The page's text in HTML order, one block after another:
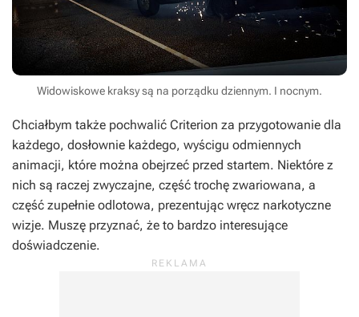
Widowiskowe kraksy są na porządku dziennym. I nocnym.
Chciałbym także pochwalić Criterion za przygotowanie dla
każdego, dosłownie każdego, wyścigu odmiennych
animacji, które można obejrzeć przed startem. Niektóre z
nich są raczej zwyczajne, część trochę zwariowana, a
część zupełnie odlotowa, prezentując wręcz narkotyczne
wizje. Muszę przyznać, że to bardzo interesujące
doświadczenie.